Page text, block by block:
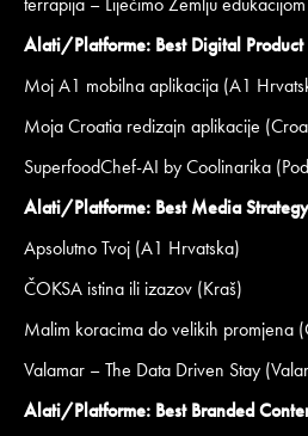
Alati/Platforme: Best Digital Product
Moj A1 mobilna aplikacija (A1
Moja Croatia redizajn aplikacije
SuperfoodChef-AI by Coolinarika
Alati/Platforme: Best Media Strategy
Apsolutno Tvoj (A1 Hrvatska)
ČOKSA istina ili izazov (Kraš)
Malim koracima do velikih promjena
Valamar – The Data Driven Stay
Alati/Platforme: Best Branded